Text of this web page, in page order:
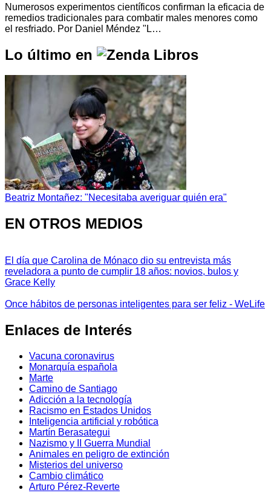
Numerosos experimentos científicos confirman la eficacia de
remedios tradicionales para combatir males menores como
el resfriado. Por Daniel Méndez "L…
Lo último en
Beatriz Montañez: "Necesitaba averiguar quién era"
EN OTROS MEDIOS
El día que Carolina de Mónaco dio su entrevista más
reveladora a punto de cumplir 18 años: novios, bulos y
Grace Kelly
Once hábitos de personas inteligentes para ser feliz - WeLife
Enlaces de Interés
Vacuna coronavirus
Monarquía española
Marte
Camino de Santiago
Adicción a la tecnología
Racismo en Estados Unidos
Inteligencia artificial y robótica
Martín Berasategui
Nazismo y II Guerra Mundial
Animales en peligro de extinción
Misterios del universo
Cambio climático
Arturo Pérez-Reverte